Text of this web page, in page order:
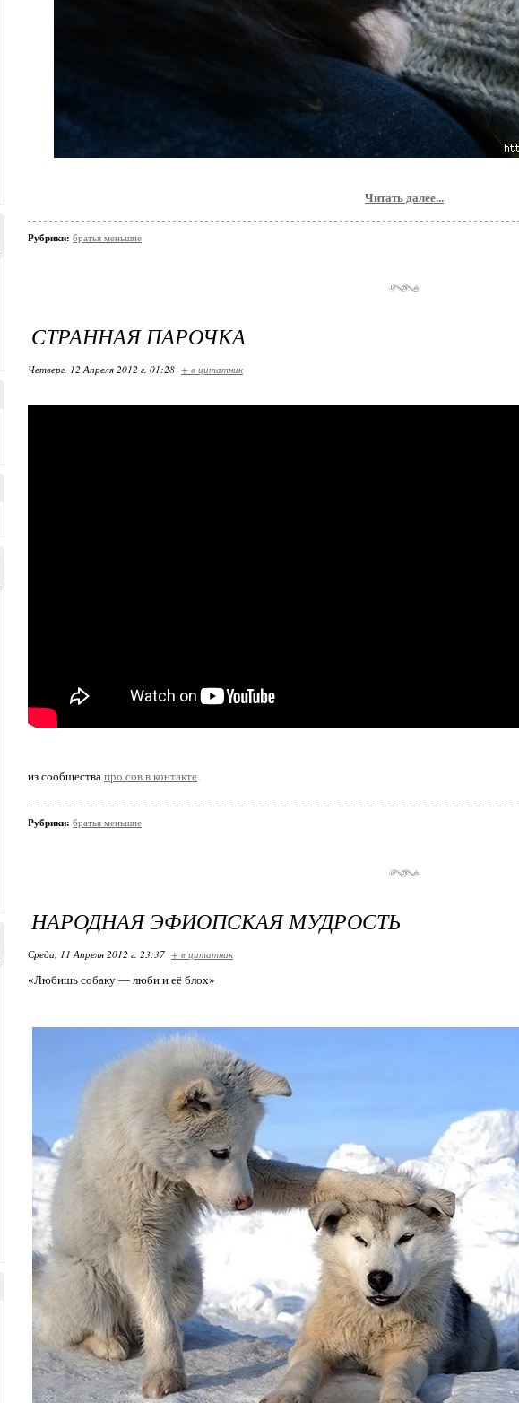
Читать далее...
Рубрики: братья меньшие
СТРАННАЯ ПАРОЧКА
Четверг, 12 Апреля 2012 г. 01:28 + в цитатник
из сообщества про сов в контакте.
Рубрики: братья меньшие
НАРОДНАЯ ЭФИОПСКАЯ МУДРОСТЬ
Среда, 11 Апреля 2012 г. 23:37 + в цитатник
«Любишь собаку — люби и её блох»